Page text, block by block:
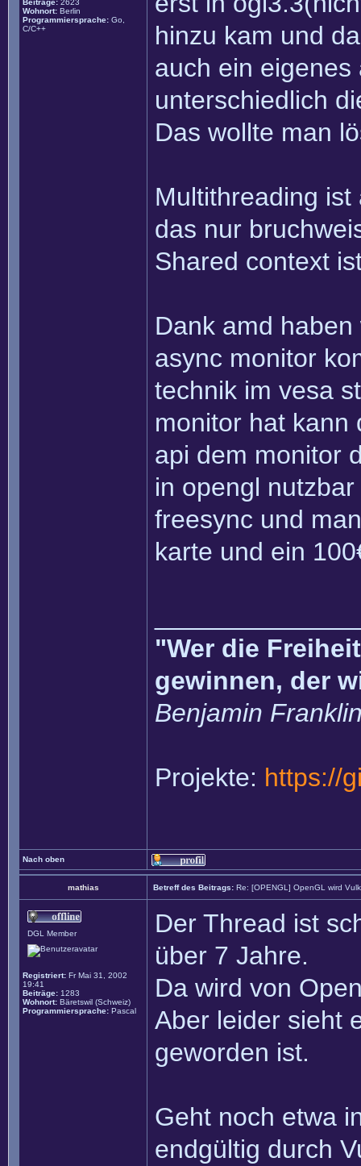
Beiträge: 2623
Wohnort: Berlin
Programmiersprache: Go,
C/C++
hinzu kam und
auch ein
unterschiedlich
Das wollte man
Multithreading
das nur
Shared context
Dank amd
async monitor
technik im vesa
monitor hat kann
api dem monitor
in opengl
freesync und
karte und ein
"Wer die
gewinnen, der
Benjamin
Projekte: https://
Nach oben
mathias Betreff des Beitrags: Re: [OPENGL] OpenGL wird
DGL Member
Registriert: Fr Mai 31, 2002
19:41
Beiträge: 1283
Wohnort: Bäretswil (Schweiz)
Programmiersprache: Pascal
Der Thread ist
über 7 Jahre.
Da wird von
Aber leider sieht
geworden ist.
Geht noch etwa
endgültig durch